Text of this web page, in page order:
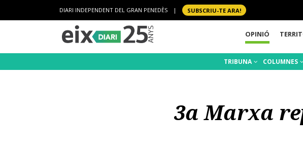
DIARI INDEPENDENT DEL GRAN PENEDÈS | SUBSCRIU-TE ARA!
OPINIÓ
TRIBUNA COLUMNES
3a Marxa